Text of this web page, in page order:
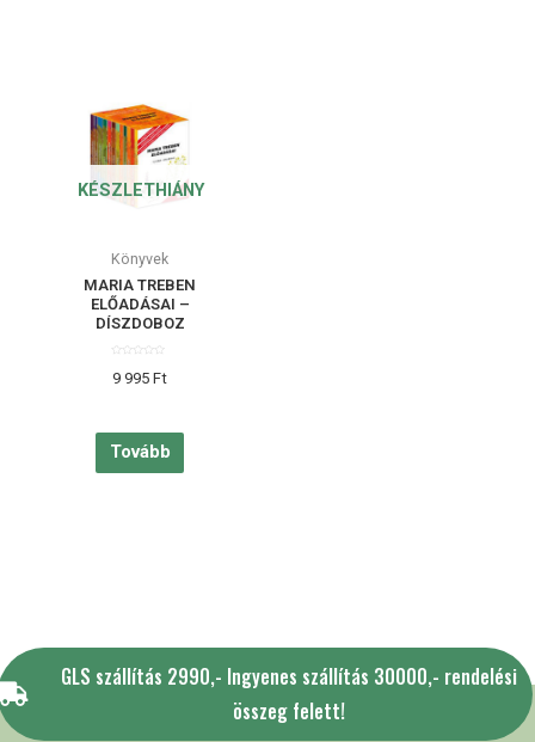
KÉSZLETHIÁNY
Könyvek
MARIA TREBEN
ELŐADÁSAI –
DÍSZDOBOZ
0
/
9 995 Ft
Tovább
GLS szállítás 2990,- Ingyenes szállítás 30000,- rendelési
összeg felett!